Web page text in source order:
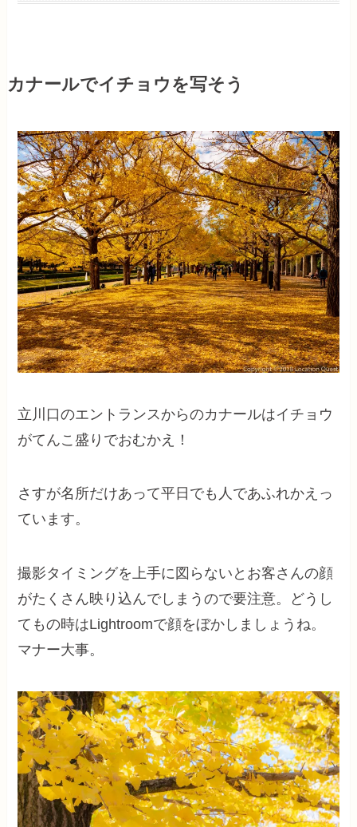
カナールでイチョウを写そう
立川口のエントランスからのカナールはイチョウ
がてんこ盛りでおむかえ！
さすが名所だけあって平日でも人であふれかえっ
ています。
撮影タイミングを上手に図らないとお客さんの顔
がたくさん映り込んでしまうので要注意。どうし
てもの時はLightroomで顔をぼかしましょうね。
マナー大事。